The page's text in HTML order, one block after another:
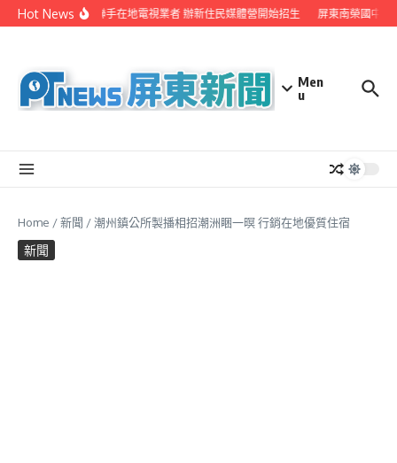
Skip to content
Hot News屏縣府聯手在地電視業者 辦新住民媒體營開始招生 屏東南榮國中赴
Men
u
Home /新聞 /潮州鎮公所製播相招潮洲睏一暝 行銷在地優質住宿
新聞